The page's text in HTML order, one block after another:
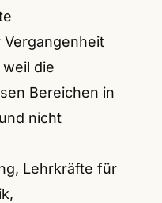
die
Bereichen in
nicht
Lehrkräfte für